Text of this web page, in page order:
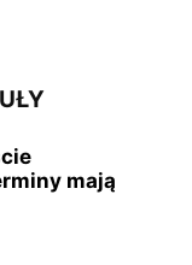
mają